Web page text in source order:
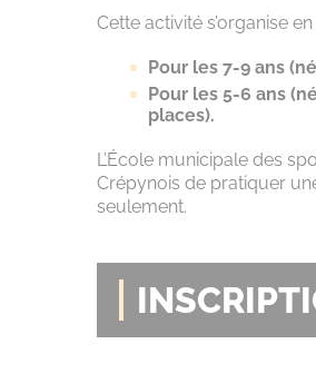
Cette activité s’organise
Pour les 7-9 ans
Pour les 5-6 ans
places).
L’École municipale des
Crépynois de pratiquer
seulement.